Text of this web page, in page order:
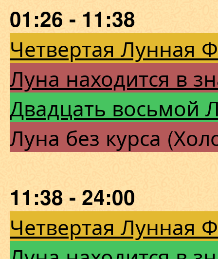
01:26 - 11:38
Четвертая Лунная
Луна находится в
Двадцать восьмой
Луна без курса
11:38 - 24:00
Четвертая Лунная